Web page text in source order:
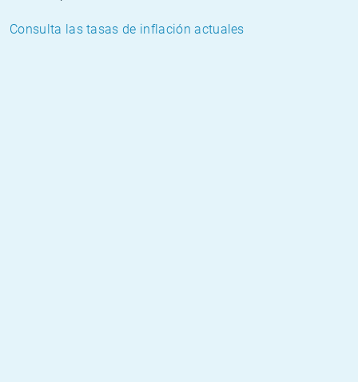
Consulta las tasas de inflación actuales